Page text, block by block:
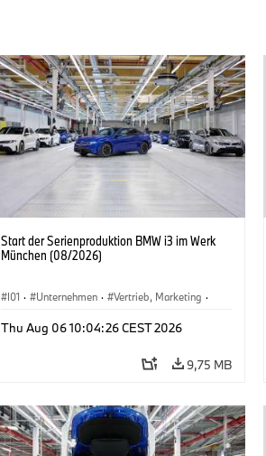
Start der Serienproduktion BMW i3 im Werk
München (08/2026)
I01 · Unternehmen · Vertrieb, Marketing ·
Thu Aug 06 10:04:26 CEST 2026
9,75 MB